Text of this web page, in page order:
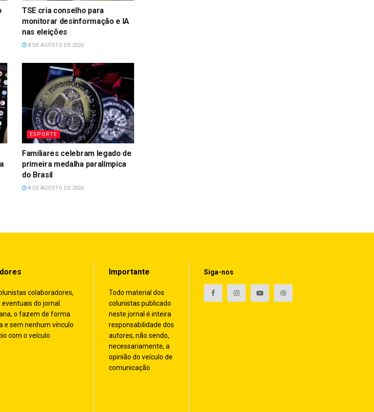
TSE cria conselho para
monitorar desinformação e IA
nas eleições
8 DE AGOSTO DE 2026
ESPORTE
Familiares celebram legado de
primeira medalha paralímpica
do Brasil
8 DE AGOSTO DE 2026
colaboradores,
do jornal
o fazem de forma
e sem nenhum vínculo
com o veículo
Importante
Todo material dos
colunistas publicado
neste jornal é inteira
responsabilidade dos
autores, não sendo,
necessariamente, a
opinião do veículo de
comunicação
Siga-nos